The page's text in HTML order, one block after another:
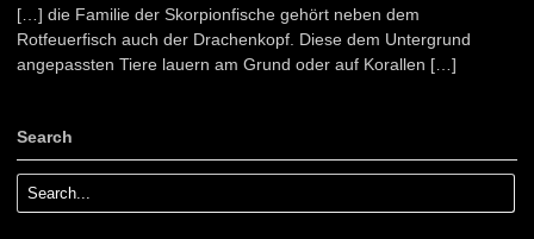
[…] die Familie der Skorpionfische gehört neben dem
Rotfeuerfisch auch der Drachenkopf. Diese dem Untergrund
angepassten Tiere lauern am Grund oder auf Korallen […]
Search